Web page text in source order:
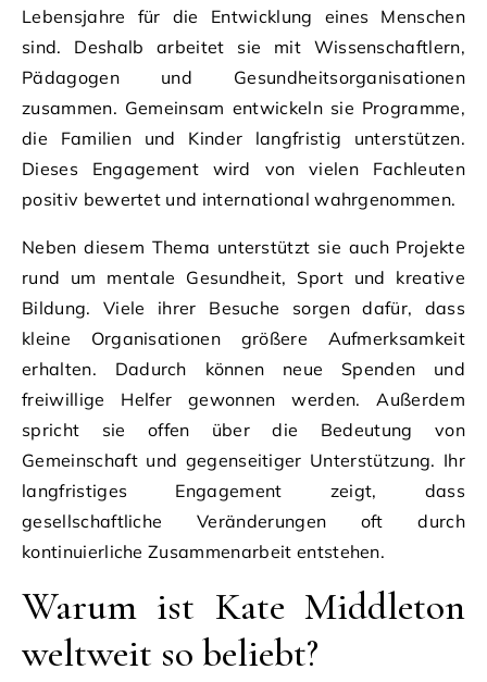
Lebensjahre für die Entwicklung eines Menschen
sind. Deshalb arbeitet sie mit Wissenschaftlern,
Pädagogen und Gesundheitsorganisationen
zusammen. Gemeinsam entwickeln sie Programme,
die Familien und Kinder langfristig unterstützen.
Dieses Engagement wird von vielen Fachleuten
positiv bewertet und international wahrgenommen.
Neben diesem Thema unterstützt sie auch Projekte
rund um mentale Gesundheit, Sport und kreative
Bildung. Viele ihrer Besuche sorgen dafür, dass
kleine Organisationen größere Aufmerksamkeit
erhalten. Dadurch können neue Spenden und
freiwillige Helfer gewonnen werden. Außerdem
spricht sie offen über die Bedeutung von
Gemeinschaft und gegenseitiger Unterstützung. Ihr
langfristiges Engagement zeigt, dass
gesellschaftliche Veränderungen oft durch
kontinuierliche Zusammenarbeit entstehen.
Warum ist Kate Middleton
weltweit so beliebt?